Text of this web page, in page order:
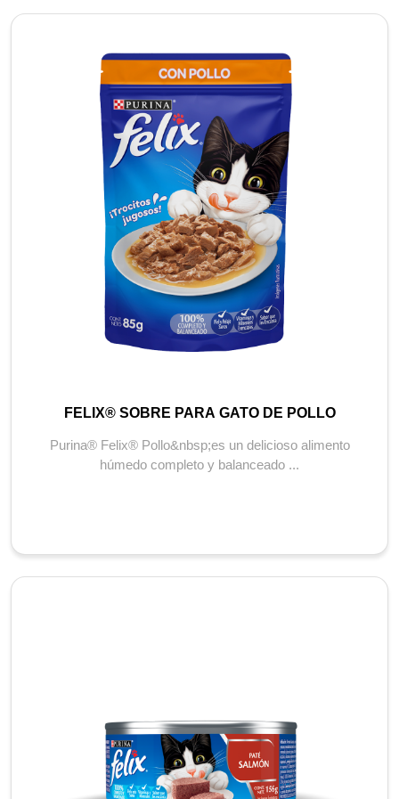
FELIX® SOBRE PARA GATO DE POLLO
Purina® Felix® Pollo&nbsp;es un delicioso alimento
húmedo completo y balanceado ...